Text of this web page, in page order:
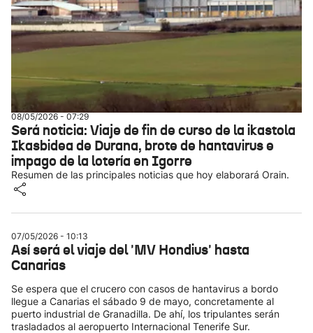
08/05/2026 - 07:29
Será noticia: Viaje de fin de curso de la ikastola
Ikasbidea de Durana, brote de hantavirus e
impago de la lotería en Igorre
Resumen de las principales noticias que hoy elaborará Orain.
07/05/2026 - 10:13
Así será el viaje del 'MV Hondius' hasta
Canarias
Se espera que el crucero con casos de hantavirus a bordo
llegue a Canarias el sábado 9 de mayo, concretamente al
puerto industrial de Granadilla. De ahí, los tripulantes serán
trasladados al aeropuerto Internacional Tenerife Sur.